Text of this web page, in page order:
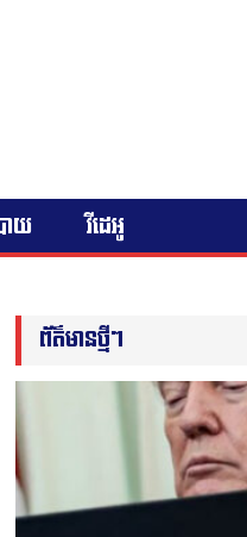
យ វីដេអូ
ព័ត៌មានថ្មីៗ